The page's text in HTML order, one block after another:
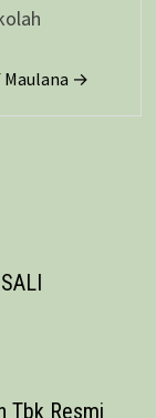
Maulana →
Tbk Resmi